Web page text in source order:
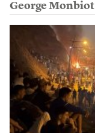
George Monbiot